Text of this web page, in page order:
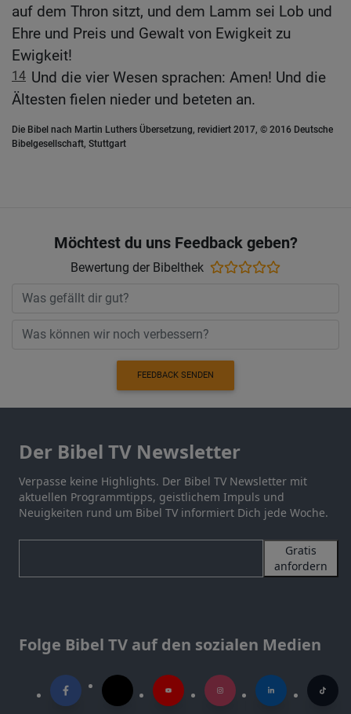
auf dem Thron sitzt, und dem Lamm sei Lob und
Ehre und Preis und Gewalt von Ewigkeit zu
Ewigkeit!
14 Und die vier Wesen sprachen: Amen! Und die
Ältesten fielen nieder und beteten an.
Die Bibel nach Martin Luthers Übersetzung, revidiert 2017, © 2016 Deutsche
Bibelgesellschaft, Stuttgart
Möchtest du uns Feedback geben?
Bewertung der Bibelthek
FEEDBACK SENDEN
Der Bibel TV Newsletter
Verpasse keine Highlights. Der Bibel TV Newsletter mit
aktuellen Programmtipps, geistlichem Impuls und
Neuigkeiten rund um Bibel TV informiert Dich jede Woche.
Gratis
anfordern
Folge Bibel TV auf den sozialen Medien